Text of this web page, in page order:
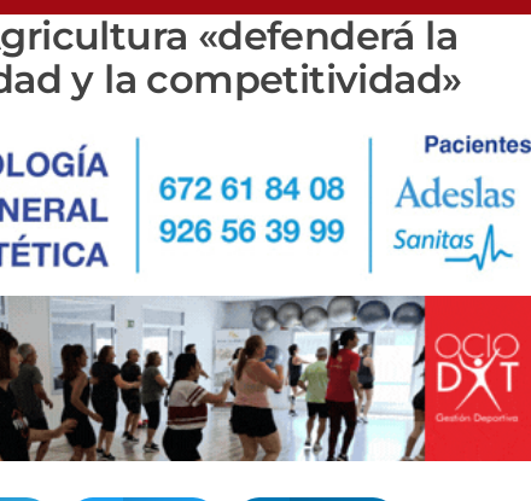
«defenderá la
y la competitividad»